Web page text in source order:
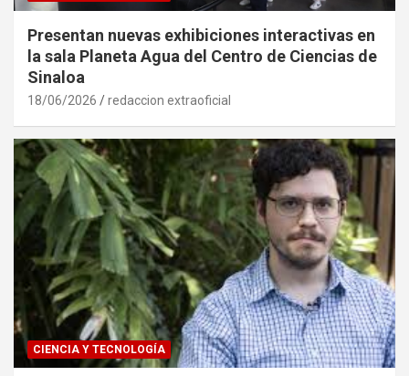
Presentan nuevas exhibiciones interactivas en
la sala Planeta Agua del Centro de Ciencias de
Sinaloa
18/06/2026 redaccion extraoficial
CIENCIA Y TECNOLOGÍA